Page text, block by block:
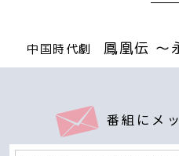
中国時代劇 鳳凰伝 ～
番組にメ